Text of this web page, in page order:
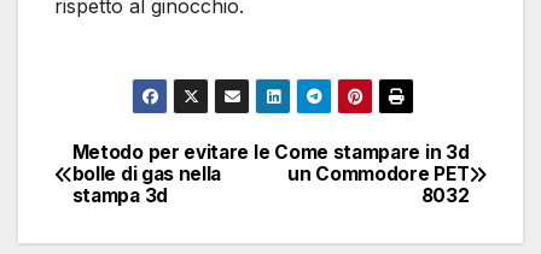
rispetto al ginocchio.
Navigazione
articoli
Come stampare in 3d
un Commodore PET
8032
Metodo per evitare le
bolle di gas nella
stampa 3d